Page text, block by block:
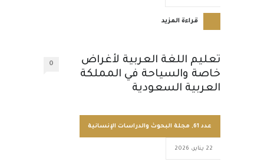
قراءة المزيد
تعليم اللغة العربية لأغراض
خاصة والسياحة في المملكة
العربية السعودية
0
عدد 61 , مجلة البحوث والدراسات الإنسانية
22 يناير، 2026